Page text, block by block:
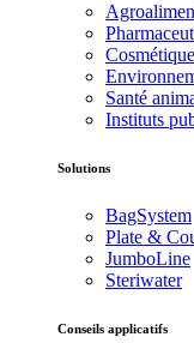
Cosmétique
Santé
Instituts
Solutions
BagSystem
Plate &
JumboLine
Steriwater
Conseils applicatifs